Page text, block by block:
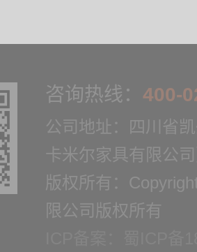
咨询热线： 400-
公司地址：四川省
卡米尔家具有限公
版权所有：
限公司版权所有